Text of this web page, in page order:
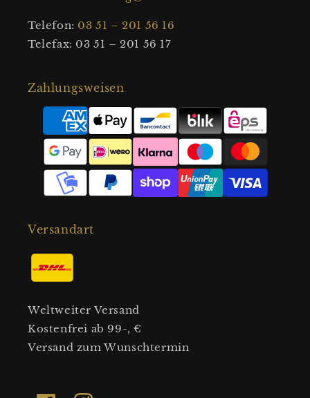
Telefon: 03 51 – 201 56 16
Telefax: 03 51 – 201 56 17
Zahlungsweisen
Zahlungsmethoden
Versandart
Weltweiter Versand
Kostenfrei ab 99-, €
Versand zum Wunschtermin